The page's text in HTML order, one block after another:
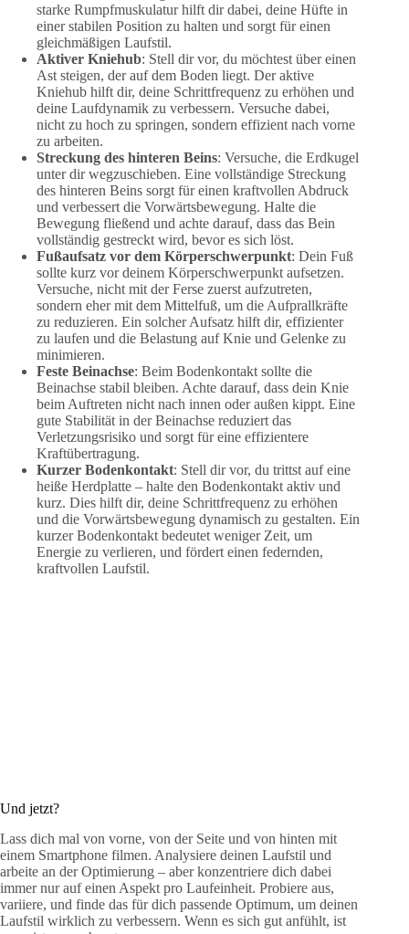
starke Rumpfmuskulatur hilft dir dabei, deine Hüfte in
einer stabilen Position zu halten und sorgt für einen
gleichmäßigen Laufstil.
Aktiver Kniehub: Stell dir vor, du möchtest über einen
Ast steigen, der auf dem Boden liegt. Der aktive
Kniehub hilft dir, deine Schrittfrequenz zu erhöhen und
deine Laufdynamik zu verbessern. Versuche dabei,
nicht zu hoch zu springen, sondern effizient nach vorne
zu arbeiten.
Streckung des hinteren Beins: Versuche, die Erdkugel
unter dir wegzuschieben. Eine vollständige Streckung
des hinteren Beins sorgt für einen kraftvollen Abdruck
und verbessert die Vorwärtsbewegung. Halte die
Bewegung fließend und achte darauf, dass das Bein
vollständig gestreckt wird, bevor es sich löst.
Fußaufsatz vor dem Körperschwerpunkt: Dein Fuß
sollte kurz vor deinem Körperschwerpunkt aufsetzen.
Versuche, nicht mit der Ferse zuerst aufzutreten,
sondern eher mit dem Mittelfuß, um die Aufprallkräfte
zu reduzieren. Ein solcher Aufsatz hilft dir, effizienter
zu laufen und die Belastung auf Knie und Gelenke zu
minimieren.
Feste Beinachse: Beim Bodenkontakt sollte die
Beinachse stabil bleiben. Achte darauf, dass dein Knie
beim Auftreten nicht nach innen oder außen kippt. Eine
gute Stabilität in der Beinachse reduziert das
Verletzungsrisiko und sorgt für eine effizientere
Kraftübertragung.
Kurzer Bodenkontakt: Stell dir vor, du trittst auf eine
heiße Herdplatte – halte den Bodenkontakt aktiv und
kurz. Dies hilft dir, deine Schrittfrequenz zu erhöhen
und die Vorwärtsbewegung dynamisch zu gestalten. Ein
kurzer Bodenkontakt bedeutet weniger Zeit, um
Energie zu verlieren, und fördert einen federnden,
kraftvollen Laufstil.
Und jetzt?
Lass dich mal von vorne, von der Seite und von hinten mit
einem Smartphone filmen. Analysiere deinen Laufstil und
arbeite an der Optimierung – aber konzentriere dich dabei
immer nur auf einen Aspekt pro Laufeinheit. Probiere aus,
variiere, und finde das für dich passende Optimum, um deinen
Laufstil wirklich zu verbessern. Wenn es sich gut anfühlt, ist